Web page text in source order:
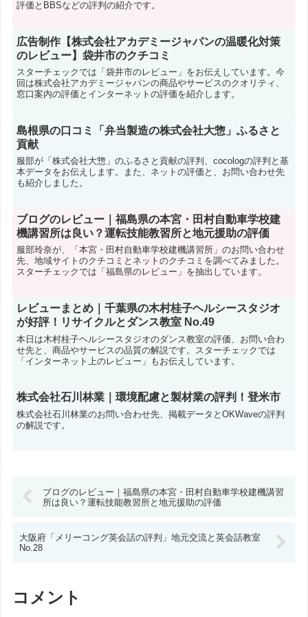
評価とBBSなどの評判の紹介です。
広告制作【株式会社アカデミージャパンの温暖化対策
のレビュー】袋井市のクチコミ
スターチェックでは「袋井市のレビュー」をお伝えしています。今
回は株式会社アカデミージャパンの商品やサービスのクオリティ、
窓口案内の評価とインターネットの評価を紹介します。
島根県の口コミ「弁当製造の株式会社大惣」ふるさと
貢献
服部が「株式会社大惣」のふるさと貢献の評判、cocologの評判と基
本データをお伝えします。また、ネットの評価と、お問い合わせ先
も紹介しました。
ブログのレビュー｜福島県の本宮・田村自動車学校建
機講習所は良い？運転技能教習所と地元援助の評価
服部玲奈が、「本宮・田村自動車学校建機講習所」のお問い合わせ
先、地域サイトのクチコミとネットのクチコミを調べてみました。
スターチェックでは「福島県のレビュー」を抽出しています。
レビューまとめ｜千葉県の木村桂子ヘルシースタジオ
が好評！リサイクルとダンス教室 No.49
本日は木村桂子ヘルシースタジオのダンス教室の評価、お問い合わ
せ先と、商品やサービスの品質の解説です。スターチェックでは
「インターネット上のレビュー」もお伝えしています。
株式会社石川林業｜環境配慮と製材業の評判！登米市
株式会社石川林業のお問い合わせ先、掲載データとOKWaveの評判
の解説です。
ブログのレビュー｜福島県の本宮・田村自動車学校建機講習
所は良い？運転技能教習所と地元援助の評価
大阪府「メリーコング英会話の評判」地元交流と英会話教室
No.28
コメント